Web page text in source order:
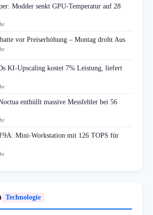
Modder senkt GPU-Temperatur auf 28
vor Preiserhöhung – Montag droht Aus
KI-Upscaling kostet 7% Leistung, liefert
enthüllt massive Messfehler bei 56
Mini-Workstation mit 126 TOPS für
Technologie